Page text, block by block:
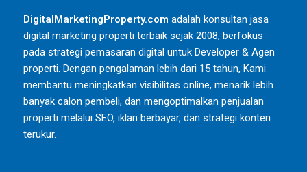
DigitalMarketingProperty.com adalah konsultan jasa
digital marketing properti terbaik sejak 2008, berfokus
pada strategi pemasaran digital untuk Developer & Agen
properti. Dengan pengalaman lebih dari 15 tahun, Kami
membantu meningkatkan visibilitas online, menarik lebih
banyak calon pembeli, dan mengoptimalkan penjualan
properti melalui SEO, iklan berbayar, dan strategi konten
terukur.